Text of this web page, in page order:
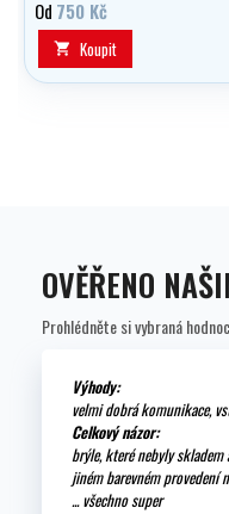
1,20 m.
Od 750 Kč
 Koupit
OVĚŘENO
Prohlédněte si vybraná
Výhody:
velmi dobrá komunikace,
Celkový názor:
brýle, které nebyly
jiném barevném provedení
... všechno super